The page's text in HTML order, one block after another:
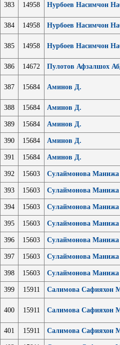
383 14958 Нурбоев Насимчон
384 14958 Нурбоев Насимчон
385 14958 Нурбоев Насимчон
386 14672 Пулотов Афзалшох
387 15684 Аминов Д.
388 15684 Аминов Д.
389 15684 Аминов Д.
390 15684 Аминов Д.
391 15684 Аминов Д.
392 15603 Сулаймонова Манижа
393 15603 Сулаймонова Манижа
394 15603 Сулаймонова Манижа
395 15603 Сулаймонова Манижа
396 15603 Сулаймонова Манижа
397 15603 Сулаймонова Манижа
398 15603 Сулаймонова Манижа
399 15911 Салимова Сафияхон
400 15911 Салимова Сафияхон
401 15911 Салимова Сафияхон